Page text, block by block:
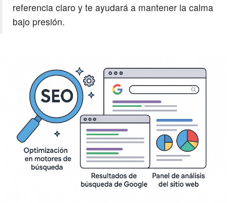
referencia claro y te ayudará a mantener la calma
bajo presión.